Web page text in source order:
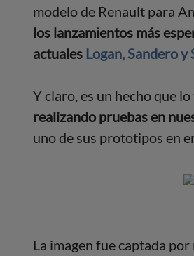
modelo de Renault para
los lanzamientos más
actuales Logan, Sandero y
Y claro, es un hecho que
realizando pruebas en
uno de sus prototipos en
La imagen fue captada